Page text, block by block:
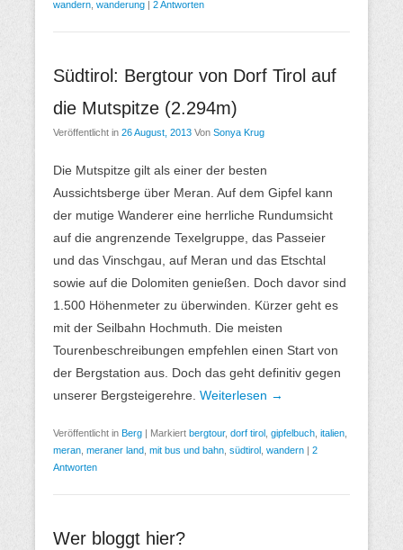
wandern wanderung | 2 Antworten
Südtirol: Bergtour von Dorf Tirol auf
die Mutspitze (2.294m)
Veröffentlicht in 26 August, 2013 Von Sonya Krug
Die Mutspitze gilt als einer der besten
Aussichtsberge über Meran. Auf dem Gipfel kann
der mutige Wanderer eine herrliche Rundumsicht
auf die angrenzende Texelgruppe, das Passeier
und das Vinschgau, auf Meran und das Etschtal
sowie auf die Dolomiten genießen. Doch davor sind
1.500 Höhenmeter zu überwinden. Kürzer geht es
mit der Seilbahn Hochmuth. Die meisten
Tourenbeschreibungen empfehlen einen Start von
der Bergstation aus. Doch das geht definitiv gegen
unserer Bergsteigerehre. Weiterlesen →
Veröffentlicht in Berg | Markiert bergtour, dorf tirol gipfelbuch italien
meran meraner land mit bus und bahn südtirol wandern | 2
Antworten
Wer bloggt hier?